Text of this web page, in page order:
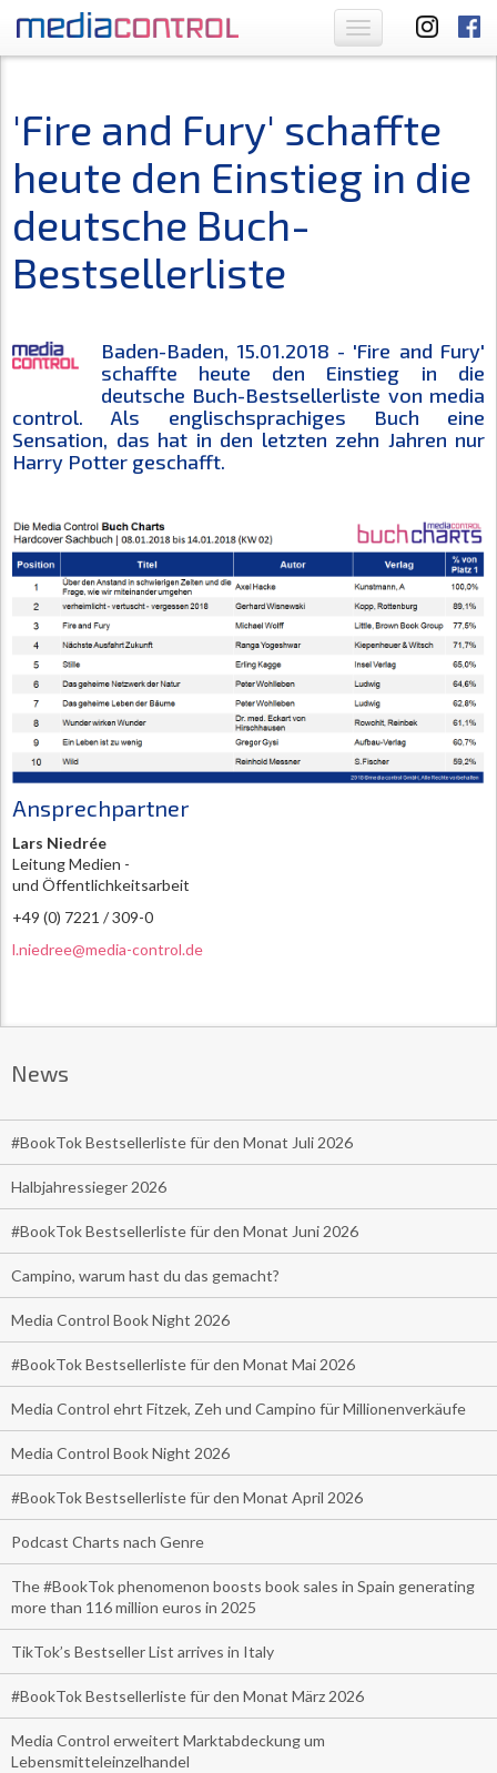
Toggle
navigation
'Fire and Fury' schaffte
heute den Einstieg in die
deutsche Buch-
Bestsellerliste
Baden-Baden, 15.01.2018 - 'Fire and Fury'
schaffte heute den Einstieg in die
deutsche Buch-Bestsellerliste von media
control. Als englischsprachiges Buch eine
Sensation, das hat in den letzten zehn Jahren nur
Harry Potter geschafft.
Ansprechpartner
Lars Niedrée
Leitung Medien -
und Öffentlichkeitsarbeit
+49 (0) 7221 / 309-0
l.niedree@media-control.de
News
#BookTok Bestsellerliste für den Monat Juli 2026
Halbjahressieger 2026
#BookTok Bestsellerliste für den Monat Juni 2026
Campino, warum hast du das gemacht?
Media Control Book Night 2026
#BookTok Bestsellerliste für den Monat Mai 2026
Media Control ehrt Fitzek, Zeh und Campino für Millionenverkäufe
Media Control Book Night 2026
#BookTok Bestsellerliste für den Monat April 2026
Podcast Charts nach Genre
The #BookTok phenomenon boosts book sales in Spain generating
more than 116 million euros in 2025
TikTok’s Bestseller List arrives in Italy
#BookTok Bestsellerliste für den Monat März 2026
Media Control erweitert Marktabdeckung um
Lebensmitteleinzelhandel